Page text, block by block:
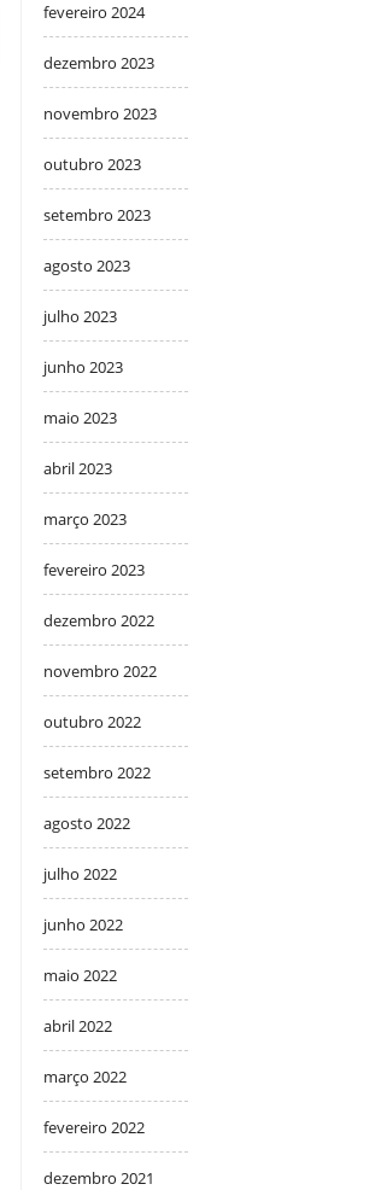
fevereiro 2024
dezembro 2023
novembro 2023
outubro 2023
setembro 2023
agosto 2023
julho 2023
junho 2023
maio 2023
abril 2023
março 2023
fevereiro 2023
dezembro 2022
novembro 2022
outubro 2022
setembro 2022
agosto 2022
julho 2022
junho 2022
maio 2022
abril 2022
março 2022
fevereiro 2022
dezembro 2021